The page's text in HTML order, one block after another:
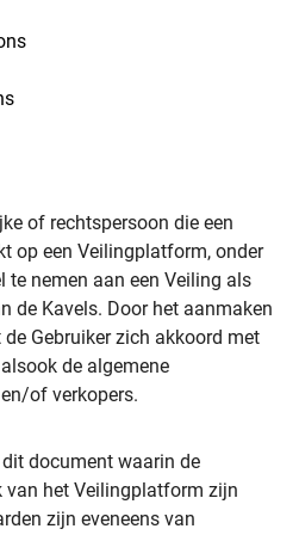
of rechtspersoon die een
op een Veilingplatform, onder
te nemen aan een Veiling als
de Kavels. Door het aanmaken
Gebruiker zich akkoord met
de algemene
of verkopers.
dit document waarin de
van het Veilingplatform zijn
zijn eveneens van